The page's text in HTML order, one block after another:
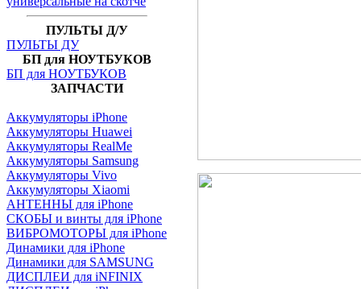
ПУЛЬТЫ Д/У
ПУЛЬТЫ ДУ
БП для НОУТБУКОВ
БП для НОУТБУКОВ
ЗАПЧАСТИ
Аккумуляторы iPhone
Аккумуляторы Huawei
Аккумуляторы RealMe
Аккумуляторы Samsung
Аккумуляторы Vivo
Аккумуляторы Xiaomi
АНТЕННЫ для iPhone
СКОБЫ и винты для iPhone
ВИБРОМОТОРЫ для iPhone
Динамики для iPhone
Динамики для SAMSUNG
ДИСПЛЕИ для iNFINIX